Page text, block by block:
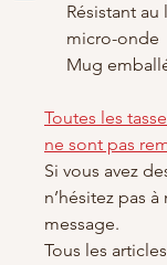
Résistant au
micro-onde
Mug
Toutes les
ne sont pas
Si vous avez
n’hésitez pas à
message.
Tous les